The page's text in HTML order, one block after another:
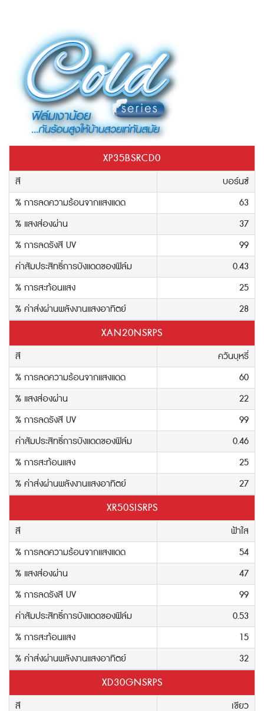
XP35BSRCD0
สี
บอร์นซ์
% การลดความร้อนจากแสงแดด
63
% แสงส่องผ่าน
37
% การลดรังสี UV
99
ค่าสัมประสิทธิ์การบังแดดของฟิล์ม
0.43
% การสะท้อนแสง
25
% ค่าส่งผ่านพลังงานแสงอาทิตย์
28
XAN20NSRPS
สี
ควันบุหรี่
% การลดความร้อนจากแสงแดด
60
% แสงส่องผ่าน
22
% การลดรังสี UV
99
ค่าสัมประสิทธิ์การบังแดดของฟิล์ม
0.46
% การสะท้อนแสง
25
% ค่าส่งผ่านพลังงานแสงอาทิตย์
27
XR50SISRPS
สี
ฟ้าใส
% การลดความร้อนจากแสงแดด
54
% แสงส่องผ่าน
47
% การลดรังสี UV
99
ค่าสัมประสิทธิ์การบังแดดของฟิล์ม
0.53
% การสะท้อนแสง
15
% ค่าส่งผ่านพลังงานแสงอาทิตย์
32
XD30GNSRPS
สี
เขียว